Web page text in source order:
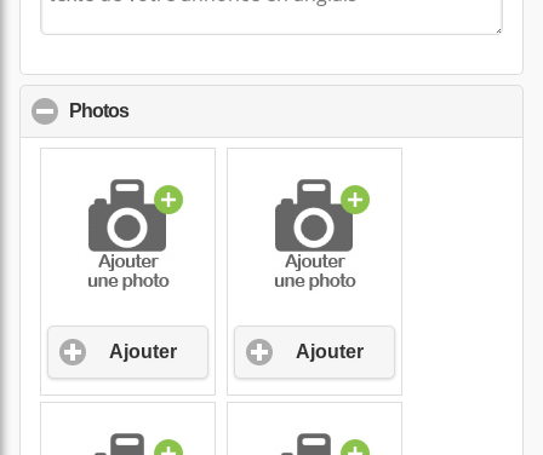
Photosclick to collapse contents
Ajouter Ajouter